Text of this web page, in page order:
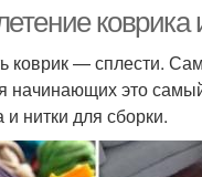
коврика
коврик — сплести.
это
нитки для сборки.